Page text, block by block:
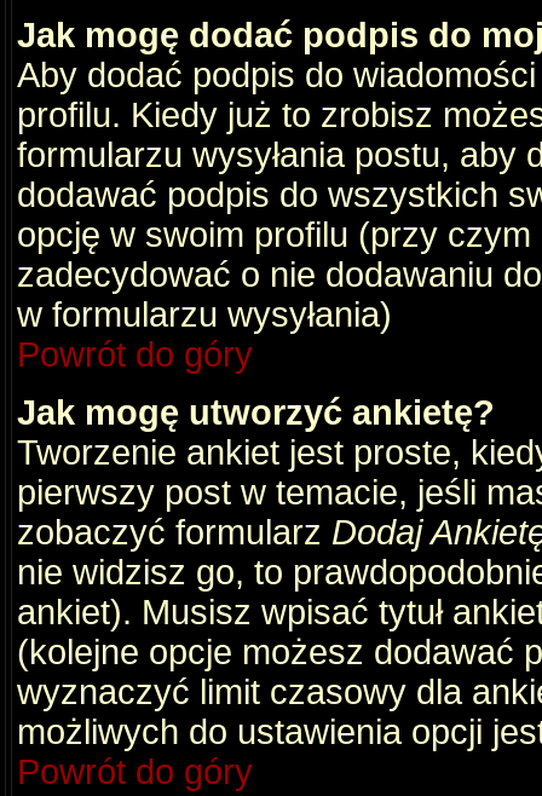
Jak mogę dodać podpis do
Aby dodać podpis do
profilu. Kiedy już to zrobisz
formularzu wysyłania postu,
dodawać podpis do wszystkich
opcję w swoim profilu (przy
zadecydować o nie dodawaniu
w formularzu wysyłania)
Powrót do góry
Jak mogę utworzyć ankietę?
Tworzenie ankiet jest proste,
pierwszy post w temacie, jeśli
zobaczyć formularz Dodaj
nie widzisz go, to
ankiet). Musisz wpisać tytuł
(kolejne opcje możesz dodawać
wyznaczyć limit czasowy dla
możliwych do ustawienia opcji
Powrót do góry